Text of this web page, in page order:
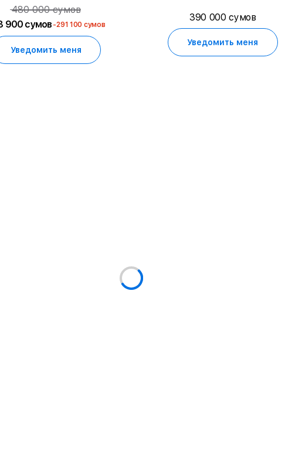
480 000 сумов
900 сумов -291 100 сумов
Уведомить меня
390 000 сумов
Уведомить меня